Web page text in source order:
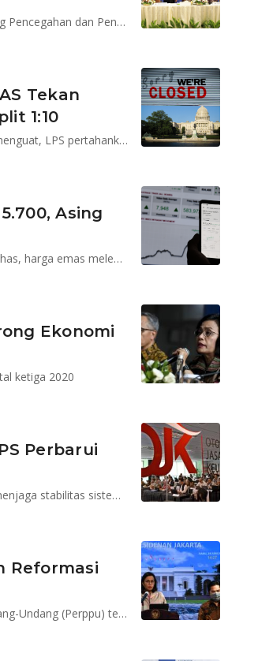
KSSK dibentuk berdasarkan amanah UU Nomor 9 Tahun 2016 tentang Pencegahan dan Penanganan Krisis Sistem Keuangan (UU PPKSK)
Tekan
1:10
ANTM, BBCA, BBTN dan TPIA direkomendasi beli, IHSG dan rupiah menguat, LPS pertahankan TBP 4,25%, CPO, batu bara dan emas lemas
Asing
LPS pangkas bunga penjaminan, kelanjutan merger bank syariah dibahas, harga emas melemah, iuran BPJS Kesejatan bisa naik lagi
Ekonomi
ketiga 2020
Perbarui
Guna mengoptimalkan penanganan permasalahan perbankan guna menjaga stabilitas sistem keuangan di masa pandemi Covid-19
Reformasi
Pemerintah tengah mengodok Peraturan Pemerintah Pengganti Undang-Undang (Perppu) tentang Reformasi Sistem Keuangan